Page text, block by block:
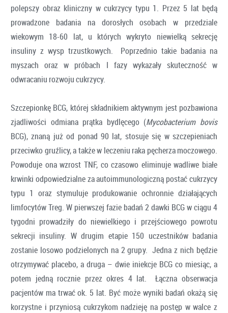
polepszy obraz kliniczny w cukrzycy typu 1. Przez 5 lat będą
prowadzone badania na dorosłych osobach w przedziale
wiekowym 18-60 lat, u których wykryto niewielką sekrecję
insuliny z wysp trzustkowych. Poprzednio takie badania na
myszach oraz w próbach I fazy wykazały skuteczność w
odwracaniu rozwoju cukrzycy.
Szczepionkę BCG, której składnikiem aktywnym jest pozbawiona
zjadliwości odmiana prątka bydlęcego (Mycobacterium bovis
BCG), znaną już od ponad 90 lat, stosuje się w szczepieniach
przeciwko gruźlicy, a także w leczeniu raka pęcherza moczowego.
Powoduje ona wzrost TNF, co czasowo eliminuje wadliwe białe
krwinki odpowiedzialne za autoimmunologiczną postać cukrzycy
typu 1 oraz stymuluje produkowanie ochronnie działających
limfocytów Treg. W pierwszej fazie badań 2 dawki BCG w ciągu 4
tygodni prowadziły do niewielkiego i przejściowego powrotu
sekrecji insuliny. W drugim etapie 150 uczestników badania
zostanie losowo podzielonych na 2 grupy. Jedna z nich będzie
otrzymywać placebo, a druga – dwie iniekcje BCG co miesiąc, a
potem jedną rocznie przez okres 4 lat. Łączna obserwacja
pacjentów ma trwać ok. 5 lat. Być może wyniki badań okażą się
korzystne i przyniosą cukrzykom nadzieję na postęp w walce z